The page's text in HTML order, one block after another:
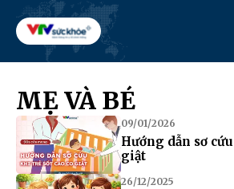
MẸ VÀ BÉ
09/01/2026
Hướng dẫn sơ
giật
26/12/2025